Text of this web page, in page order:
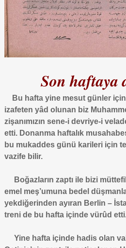
Son haftaya
Bu hafta yine mesut günler
izafeten yâd olunan biz
zişanımızın sene-i devriye-i
etti. Donanma haftalık
bu mukaddes günü karileri için
vazife bilir.
Boğazların zaptı ile bizi
emel meş’umuna bedel
yekdiğerinden ayıran Berlin –
treni de bu hafta içinde vürûd
Yine hafta içinde hadis olan